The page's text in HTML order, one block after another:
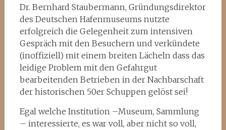
Dr. Bernhard Staubermann, Gründungsdirektor
des Deutschen Hafenmuseums nutzte
erfolgreich die Gelegenheit zum intensiven
Gespräch mit den Besuchern und verkündete
(inoffiziell) mit einem breiten Lächeln dass das
leidige Problem mit den Gefahrgut
bearbeitenden Betrieben in der Nachbarschaft
der historischen 50er Schuppen gelöst sei!
Egal welche Institution –Museum, Sammlung
– interessierte, es war voll, aber nicht so voll,